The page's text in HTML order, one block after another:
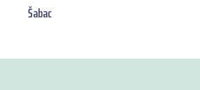
Šabac